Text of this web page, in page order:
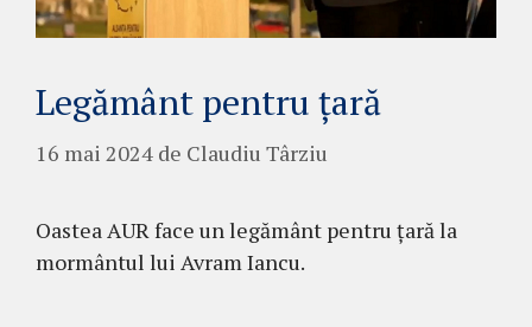
Legământ pentru țară
16 mai 2024 de Claudiu Târziu
Oastea AUR face un legământ pentru țară la
mormântul lui Avram Iancu.